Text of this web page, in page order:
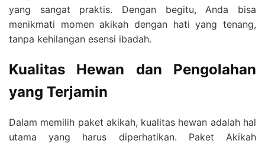
yang sangat praktis. Dengan begitu, Anda bisa
menikmati momen akikah dengan hati yang tenang,
tanpa kehilangan esensi ibadah.
Kualitas Hewan dan Pengolahan
yang Terjamin
Dalam memilih paket akikah, kualitas hewan adalah hal
utama yang harus diperhatikan. Paket Akikah